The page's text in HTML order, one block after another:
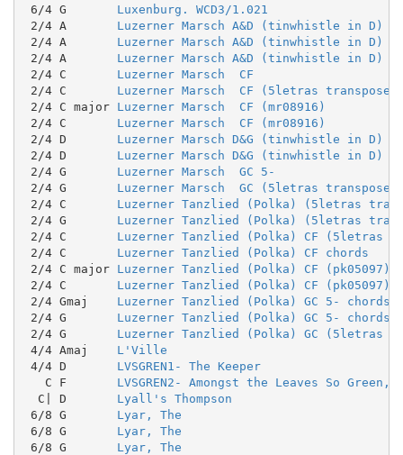
6/4 G Luxenburg. WCD3/1.021
2/4 A Luzerner Marsch A&D (tinwhistle in D)
2/4 A Luzerner Marsch A&D (tinwhistle in D)
2/4 A Luzerner Marsch A&D (tinwhistle in D)
2/4 C Luzerner Marsch  CF
2/4 C Luzerner Marsch  CF (5letras
2/4 C major Luzerner Marsch  CF (mr08916)
2/4 C Luzerner Marsch  CF (mr08916)
2/4 D Luzerner Marsch D&G (tinwhistle in D)
2/4 D Luzerner Marsch D&G (tinwhistle in D)
2/4 G Luzerner Marsch  GC 5-
2/4 G Luzerner Marsch  GC (5letras
2/4 C Luzerner Tanzlied (Polka) (5letras
2/4 G Luzerner Tanzlied (Polka) (5letras
2/4 C Luzerner Tanzlied (Polka) CF (5letras
2/4 C Luzerner Tanzlied (Polka) CF chords
2/4 C major Luzerner Tanzlied (Polka) CF (pk05097)
2/4 C Luzerner Tanzlied (Polka) CF (pk05097)
2/4 Gmaj Luzerner Tanzlied (Polka) GC 5- chords
2/4 G Luzerner Tanzlied (Polka) GC 5- chords
2/4 G Luzerner Tanzlied (Polka) GC (5letras
4/4 Amaj L'Ville
4/4 D LVSGREN1- The Keeper
   C F
LVSGREN2- Amongst the Leaves So Green,
  C| D
Lyall's Thompson
6/8 G Lyar, The
6/8 G Lyar, The
6/8 G Lyar, The